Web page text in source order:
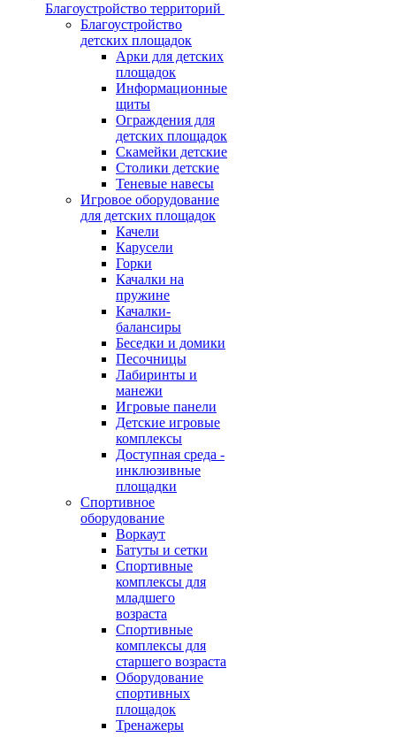
Благоустройство территорий
Благоустройство
детских площадок
Арки для детских
площадок
Информационные
щиты
Ограждения для
детских площадок
Скамейки детские
Столики детские
Теневые навесы
Игровое оборудование
для детских площадок
Качели
Карусели
Горки
Качалки на
пружине
Качалки-
балансиры
Беседки и домики
Песочницы
Лабиринты и
манежи
Игровые панели
Детские игровые
комплексы
Доступная среда -
инклюзивные
площадки
Спортивное
оборудование
Воркаут
Батуты и сетки
Спортивные
комплексы для
младшего
возраста
Спортивные
комплексы для
старшего возраста
Оборудование
спортивных
площадок
Тренажеры